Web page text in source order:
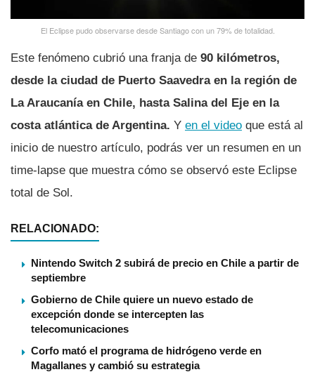
El Eclipse pudo observarse desde Santiago con un 79% de totalidad.
Este fenómeno cubrió una franja de 90 kilómetros,
desde la ciudad de Puerto Saavedra en la región de
La Araucaní­a en Chile, hasta Salina del Eje en la
costa atlántica de Argentina. Y en el video que está al
inicio de nuestro artí­culo, podrás ver un resumen en un
time-lapse que muestra cómo se observó este Eclipse
total de Sol.
RELACIONADO:
Nintendo Switch 2 subirá de precio en Chile a partir de
septiembre
Gobierno de Chile quiere un nuevo estado de
excepción donde se intercepten las
telecomunicaciones
Corfo mató el programa de hidrógeno verde en
Magallanes y cambió su estrategia